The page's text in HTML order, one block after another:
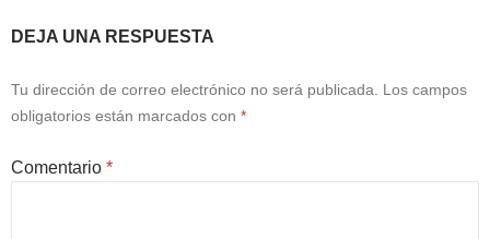
DEJA UNA RESPUESTA
Tu dirección de correo electrónico no será publicada.
Los campos
obligatorios están marcados con *
Comentario *